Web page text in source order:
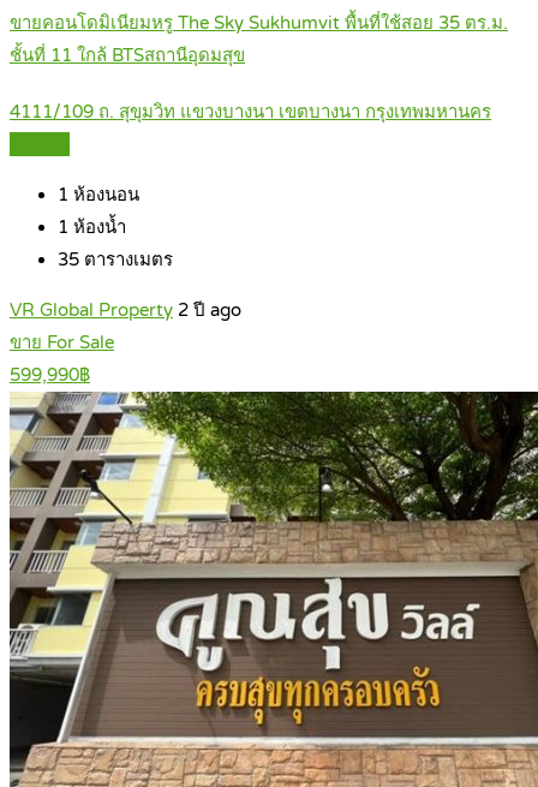
ขายคอนโดมิเนียมหรู The Sky Sukhumvit พื้นที่ใช้สอย 35 ตร.ม.
ชั้นที่ 11 ใกล้ BTSสถานีอุดมสุข
4111/109 ถ. สุขุมวิท แขวงบางนา เขตบางนา กรุงเทพมหานคร
1 ห้องนอน
1 ห้องน้ำ
35 ตารางเมตร
VR Global Property 2 ปี ago
ขาย For Sale
599,990฿